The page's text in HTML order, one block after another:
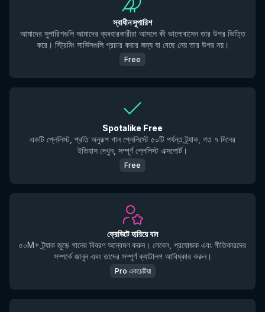
স্বাধীন সুপারিশ
আমাদের সুপারিশগুলি আমাদের ব্যবহারকারীরা আসলে কী ভালোবাসেন তার উপর ভিত্তি
করে। স্ট্রিমিং সার্ভিসগুলি প্রচার করার জন্য যা বেছে নেয় তার উপর নয়।
Free
Spotalike Free
একটি প্লেলিস্ট, প্রতি অনুরূপ গান প্লেলিস্টে ৫০টি পর্যন্ত ট্র্যাক, গত ৭ দিনের
ইতিহাস দেখুন, সম্পূর্ণ প্লেলিস্ট এক্সপোর্ট।
Free
ক্রেডিটে হারিয়ে যান
৫০M+ ট্র্যাক জুড়ে গানের বিবরণ অন্বেষণ করুন। লেবেল, প্রযোজক এবং গীতিকারদের
সম্পর্কে জানুন এবং তাদের সম্পূর্ণ ক্যাটালগ আবিষ্কার করুন।
Pro একচেটিয়া